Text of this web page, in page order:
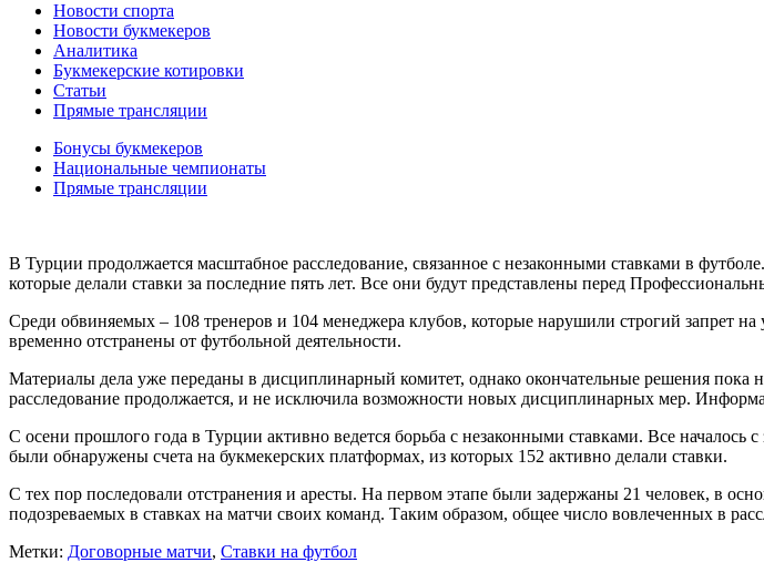
Новости спорта
Новости букмекеров
Аналитика
Букмекерские котировки
Статьи
Прямые трансляции
Бонусы букмекеров
Национальные чемпионаты
Прямые трансляции
В Турции продолжается масштабное расследование, связанное с незаконными ставками в
которые делали ставки за последние пять лет. Все они будут представлены перед
Среди обвиняемых – 108 тренеров и 104 менеджера клубов, которые нарушили строгий запрет
временно отстранены от футбольной деятельности.
Материалы дела уже переданы в дисциплинарный комитет, однако окончательные решения пока
расследование продолжается, и не исключила возможности новых дисциплинарных мер.
С осени прошлого года в Турции активно ведется борьба с незаконными ставками. Все
были обнаружены счета на букмекерских платформах, из которых 152 активно делали ставки.
С тех пор последовали отстранения и аресты. На первом этапе были задержаны 21 человек, в
подозреваемых в ставках на матчи своих команд. Таким образом, общее число вовлеченных в
Метки: Договорные матчи, Ставки на футбол